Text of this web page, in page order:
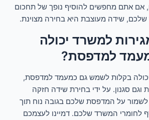
אם אתם מחפשים להוסיף נופך של תחכום
שלכם, שידה מעוצבת היא בחירה מצוינת.
למשרד יכולה
למדפסת?
בקלות לשמש גם כמעמד למדפסת,
וגם סגנון. על ידי בחירת שידה חזקה
לשמור על המדפסת שלכם בגובה נוח תוך
לחומרי המשרד שלכם. דמיינו לעצמכם